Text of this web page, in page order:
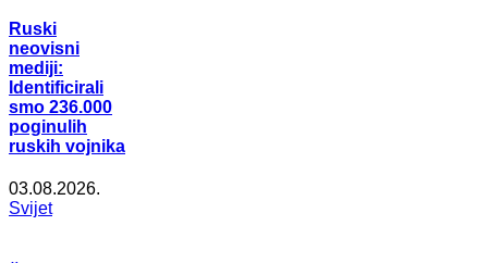
Ruski
neovisni
mediji:
Identificirali
smo 236.000
poginulih
ruskih vojnika
03.08.2026.
Svijet